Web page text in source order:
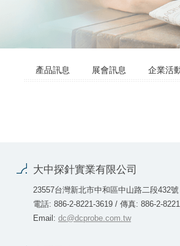
產品訊息 展會訊息 企業活
大中探針實業有限公司
23557台灣新北市中和區中山路二段432
電話: 886-2-8221-3619 / 傳真: 886-2-
Email: dc@dcprobe.com.tw